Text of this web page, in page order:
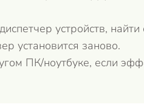
устройств,
установится заново.
ПК/ноутбуке, если